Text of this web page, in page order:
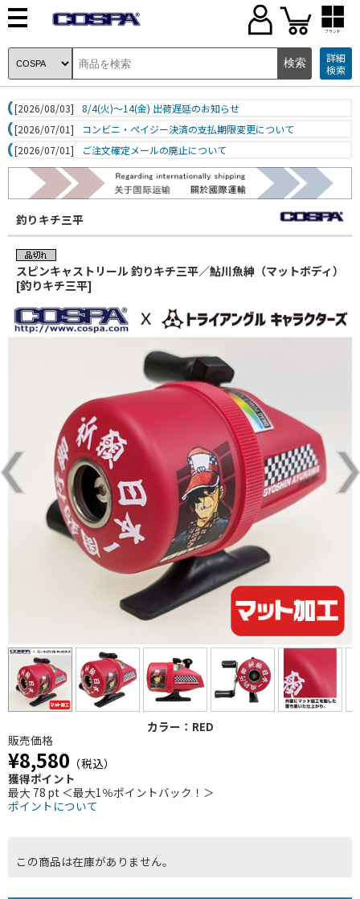
ブランド
詳細
検索
[2026/08/03]
8/4(火)～14(金) 出荷遅延のお知らせ
[2026/07/01]
コンビニ・ペイジー決済の支払期限変更について
[2026/07/01]
ご注文確定メールの廃止について
釣りキチ三平
スピンキャストリール 釣りキチ三平／鮎川魚紳（マットボディ）
[釣りキチ三平]
カラー：RED
販売価格
¥8,580 （税込）
獲得ポイント
最大 78 pt ＜最大1％ポイントバック！＞
ポイントについて
この商品は在庫がありません。